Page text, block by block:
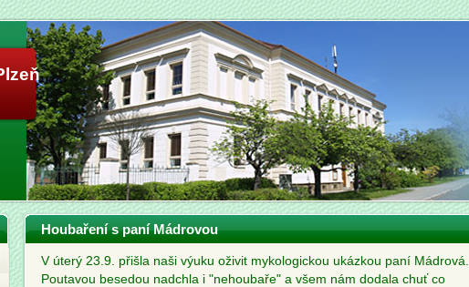
Houbaření s paní Mádrovou
V úterý 23.9. přišla naši výuku oživit mykologickou ukázkou paní Mádrová.
Poutavou besedou nadchla i "nehoubaře" a všem nám dodala chuť co